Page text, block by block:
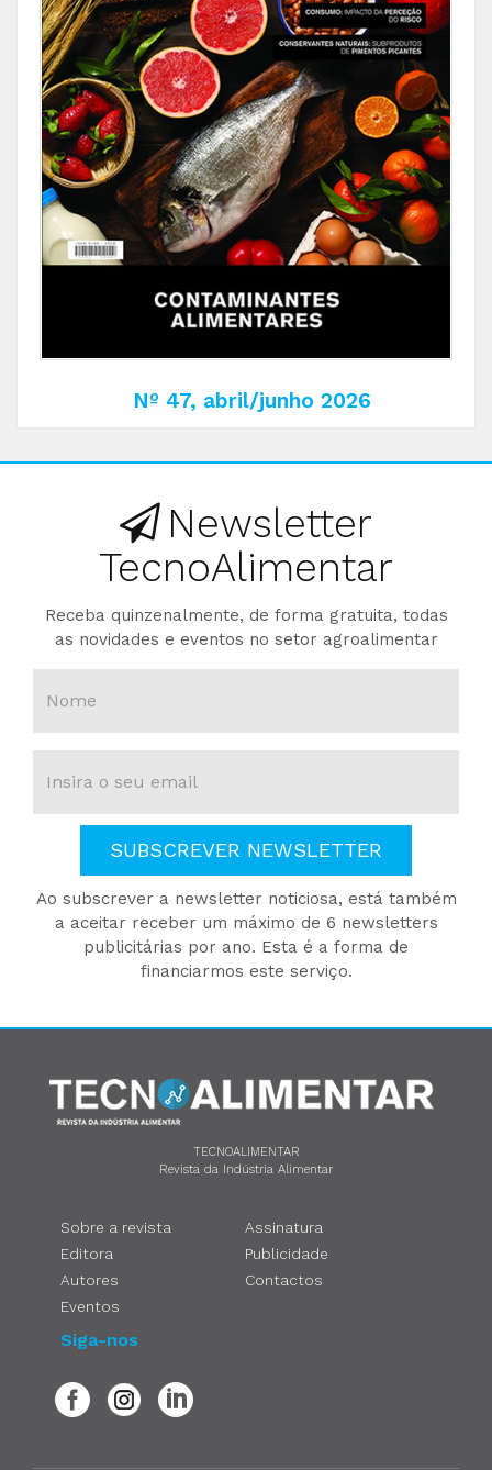
Nº 47, abril/junho 2026
Newsletter
TecnoAlimentar
Receba quinzenalmente, de forma gratuita, todas
as novidades e eventos no setor agroalimentar
SUBSCREVER NEWSLETTER
Ao subscrever a newsletter noticiosa, está também
a aceitar receber um máximo de 6 newsletters
publicitárias por ano. Esta é a forma de
financiarmos este serviço.
TECNOALIMENTAR
Revista da Indústria Alimentar
Sobre a revista
Editora
Autores
Eventos
Assinatura
Publicidade
Contactos
Siga-nos